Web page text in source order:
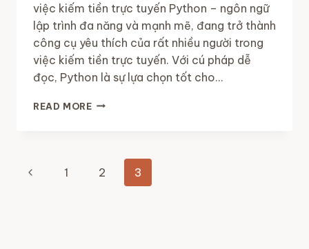
việc kiếm tiền trực tuyến Python – ngôn ngữ
lập trình đa năng và mạnh mẽ, đang trở thành
công cụ yêu thích của rất nhiều người trong
việc kiếm tiền trực tuyến. Với cú pháp dễ
đọc, Python là sự lựa chọn tốt cho…
READ MORENHỮNG
HIỆU
Page
Previous
1 2 3